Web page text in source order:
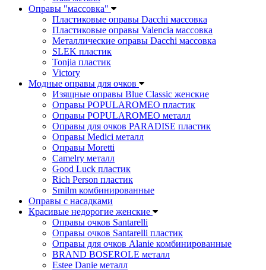
Оправы "массовка"
Пластиковые оправы Dacchi массовка
Пластиковые оправы Valencia массовка
Металлические оправы Dacchi массовка
SLEK пластик
Tonjia пластик
Victory
Модные оправы для очков
Изящные оправы Blue Classic женские
Оправы POPULAROMEO пластик
Оправы POPULAROMEO металл
Оправы для очков PARADISE пластик
Оправы Medici металл
Оправы Moretti
Camelry металл
Good Luck пластик
Rich Person пластик
Smilm комбинированные
Оправы с насадками
Красивые недорогие женские
Оправы очков Santarelli
Оправы очков Santarelli пластик
Оправы для очков Alanie комбинированные
BRAND BOSEROLE металл
Estee Danie металл